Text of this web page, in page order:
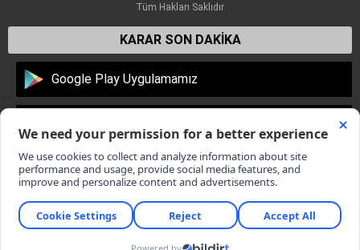
Tüm Hakları Saklıdır
KARAR SON DAKİKA
Google Play Uygulamamız
Dünyadan en son haberler, Türkiye'den son dakika gelişmeleri,
günün öne çıkan gündem haberleri, dünya ekonomi
piyasalarından flaş haberler, en yeni spor haberleri ve magazin